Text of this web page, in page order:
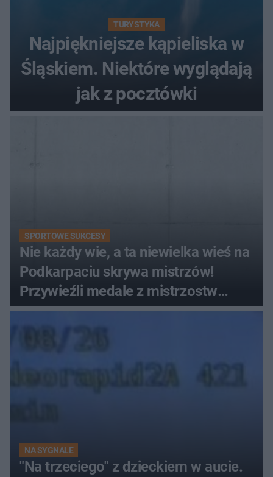
TURYSTYKA
Najpiękniejsze kąpieliska w
Śląskiem. Niektóre wyglądają
jak z pocztówki
SPORTOWE SUKCESY
Nie każdy wie, a ta niewielka wieś na
Podkarpaciu skrywa mistrzów!
Przywieźli medale z mistrzostw
Europy
NA SYGNALE
"Na trzeciego" z dzieckiem w aucie.